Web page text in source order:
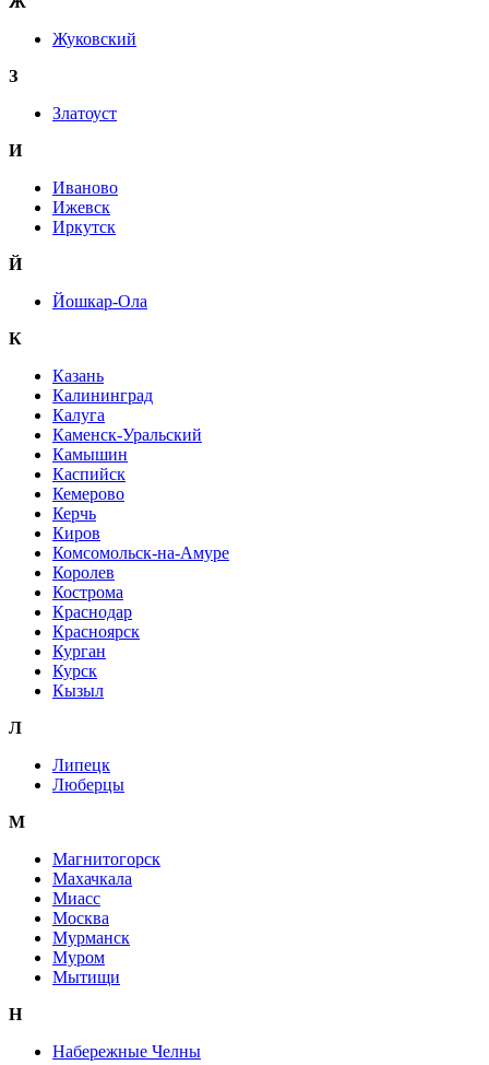
Жуковский
З
Златоуст
И
Иваново
Ижевск
Иркутск
Й
Йошкар-Ола
К
Казань
Калининград
Калуга
Каменск-Уральский
Камышин
Каспийск
Кемерово
Керчь
Киров
Комсомольск-на-Амуре
Королев
Кострома
Краснодар
Красноярск
Курган
Курск
Кызыл
Л
Липецк
Люберцы
М
Магнитогорск
Махачкала
Миасс
Москва
Мурманск
Муром
Мытищи
Н
Набережные Челны